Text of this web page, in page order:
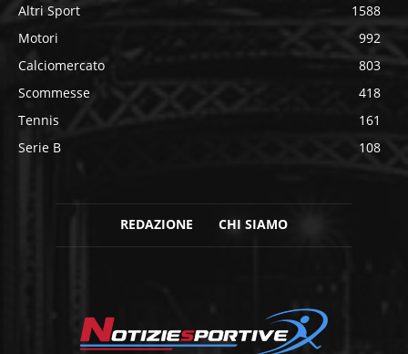
Altri Sport
1588
Motori
992
Calciomercato
803
Scommesse
418
Tennis
161
Serie B
108
REDAZIONE CHI SIAMO